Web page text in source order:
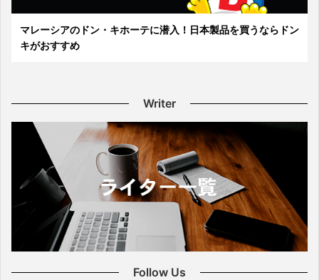
マレーシアのドン・キホーテに潜入！日本製品を買うならドン
キがおすすめ
Writer
Follow Us